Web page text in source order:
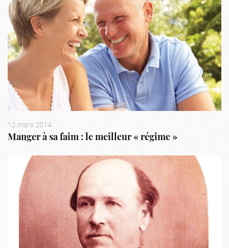
12 mars 2014
Manger à sa faim : le meilleur « régime »